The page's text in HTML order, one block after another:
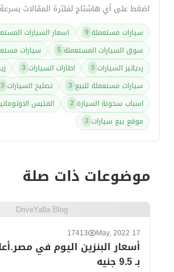
اضغط على أي هاشتاج لفلترة المقالات
سيارات مستعملة 9 اسعار السيارات
سوق السيارات المستعملة 5 سيارات
ردياتير السيارات 3 اطارات السيارات 3
سيارات مستعملة للبيع 3 تصليح السيارات 3
اسباب سخونة السيارة 2 الفتيس
موقع بيع سيارات 2
موضوعات ذات صلة
DriveYalla Blog
17 May, 2022
17413
بـ 9.5 جنيه